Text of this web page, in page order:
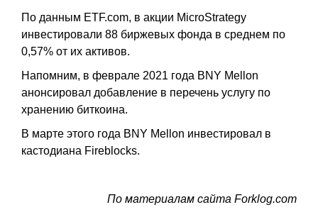
По данным ETF.com, в акции MicroStrategy
инвестировали 88 биржевых фонда в среднем по
0,57% от их активов.
Напомним, в феврале 2021 года BNY Mellon
анонсировал добавление в перечень услугу по
хранению биткоина.
В марте этого года BNY Mellon инвестировал в
кастодиана Fireblocks.
По материалам сайта Forklog.com